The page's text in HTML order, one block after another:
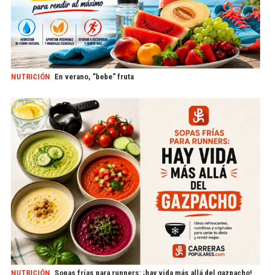
NUTRICIÓN En verano, "bebe" fruta
NUTRICIÓN Sopas frías para runners: ¡hay vida más allá del gazpacho!